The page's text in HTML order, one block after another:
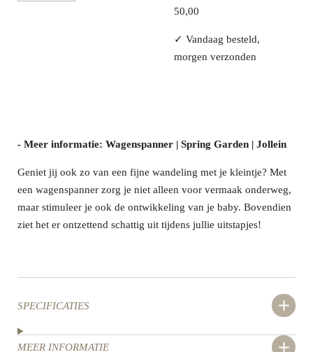
50,00
✓ Vandaag besteld,
morgen verzonden
- Meer informatie: Wagenspanner | Spring Garden | Jollein
Geniet jij ook zo van een fijne wandeling met je kleintje? Met
een wagenspanner zorg je niet alleen voor vermaak onderweg,
maar stimuleer je ook de ontwikkeling van je baby. Bovendien
ziet het er ontzettend schattig uit tijdens jullie uitstapjes!
SPECIFICATIES
MEER INFORMATIE